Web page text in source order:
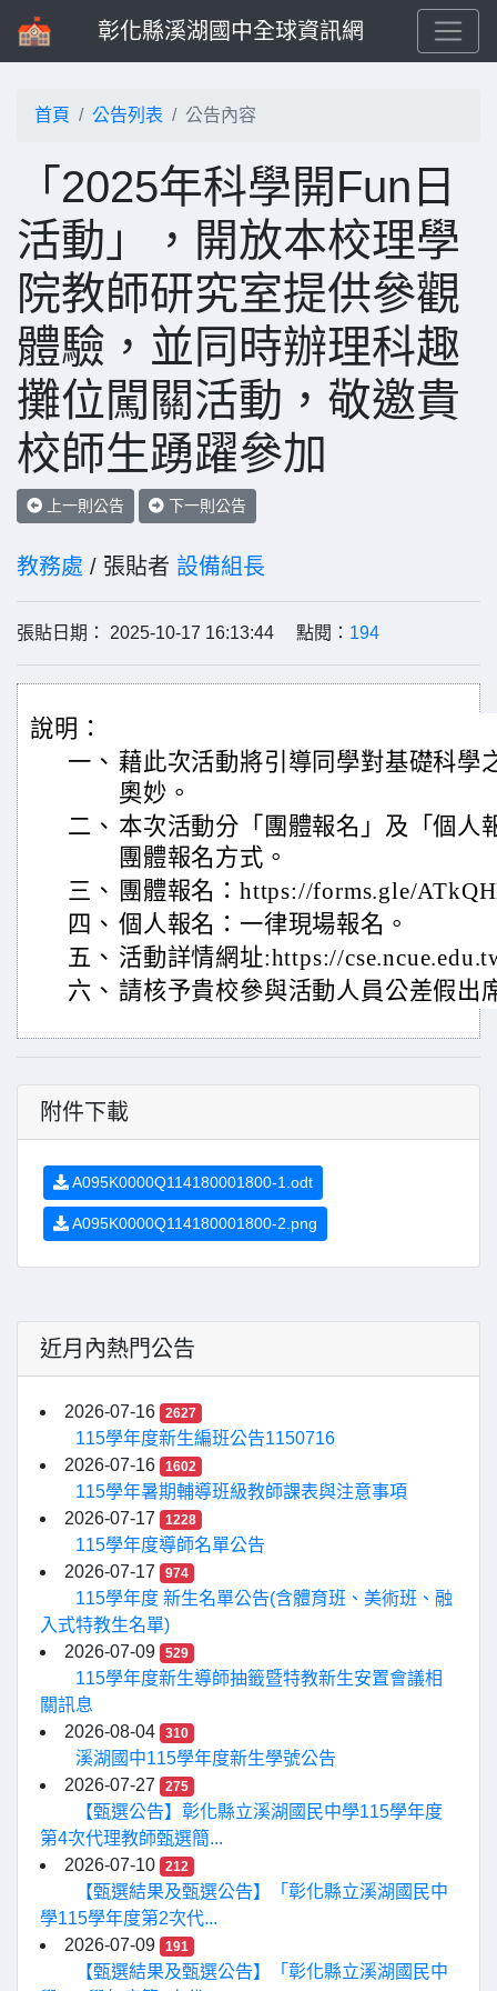
彰化縣溪湖國中全球資訊網
首頁 公告列表 公告內容
「2025年科學開Fun日
活動」，開放本校理學
院教師研究室提供參觀
體驗，並同時辦理科趣
攤位闖關活動，敬邀貴
校師生踴躍參加
上一則公告 下一則公告
教務處 / 張貼者 設備組長
張貼日期： 2025-10-17 16:13:44 點閱： 194
說明：
一、 藉此次活動將引導同學對基礎科學
奧妙。
二、 本次活動分「團體報名」及「個人
團體報名方式。
三、 團體報名：https://forms.gle/
四、 個人報名：一律現場報名。
五、 活動詳情網址:https://
六、 請核予貴校參與活動人員公差假出
附件下載
A095K0000Q114180001800-1.odt
A095K0000Q114180001800-2.png
近月內熱門公告
2026-07-16 2627
115學年度新生編班公告1150716
2026-07-16
1602
115學年暑期輔導班級教師課表與注意事項
2026-07-17
1228
115學年度導師名單公告
2026-07-17
974
115學年度 新生名單公告(含體育班、美術班、融
入式特教生名單)
2026-07-09
529
115學年度新生導師抽籤暨特教新生安置會議相
關訊息
2026-08-04
310
溪湖國中115學年度新生學號公告
2026-07-27
275
【甄選公告】彰化縣立溪湖國民中學115學年度
第4次代理教師甄選簡...
2026-07-10
212
【甄選結果及甄選公告】「彰化縣立溪湖國民中
學115學年度第2次代...
2026-07-09
191
【甄選結果及甄選公告】「彰化縣立溪湖國民中